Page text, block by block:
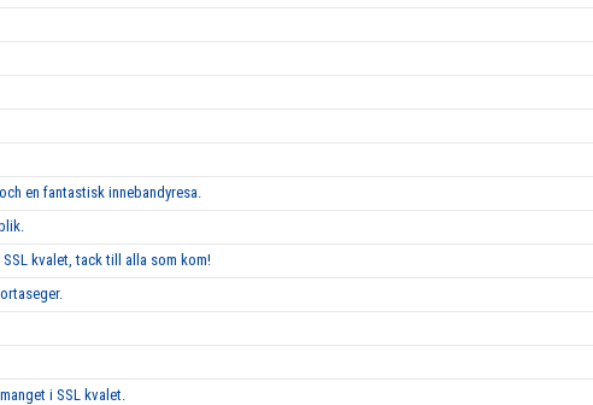
en fantastisk innebandyresa.
kvalet, tack till alla som kom!
i SSL kvalet.